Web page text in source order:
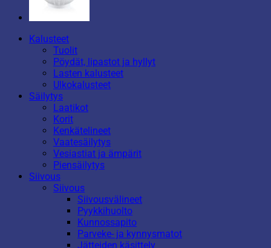
Kalusteet
Tuolit
Pöydät, lipastot ja hyllyt
Lasten kalusteet
Ulkokalusteet
Säilytys
Laatikot
Korit
Kenkätelineet
Vaatesäilytys
Vesiastiat ja ämpärit
Piensäilytys
Siivous
Siivous
Siivousvälineet
Pyykkihuolto
Kunnossapito
Parveke- ja kynnysmatot
Jätteiden käsittely